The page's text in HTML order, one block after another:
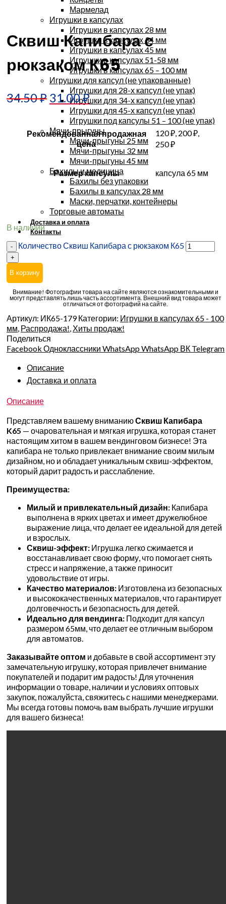
Мармелад
Игрушки в капсулах
Игрушки в капсулах 28 мм
Игрушки в капсулах 34 мм
Игрушки в капсулах 45 мм
Игрушки в капсулах 51-58 мм
Игрушки в капсулах 65 – 100 мм
Игрушки для капсул (не упакованные)
Игрушки для 28-х капсул (не упак)
Игрушки для 34-х капсул (не упак)
Игрушки для 45-х капсул (не упак)
Игрушки под капсулы 51 – 100 (не упак)
Мячи-прыгуны
Мячи-прыгуны 25 мм
Мячи-прыгуны 32 мм
Мячи-прыгуны 45 мм
Бахилы и медицина
Бахилы без упаковки
Бахилы в капсулах 28 мм
Маски, перчатки, контейнеры
Торговые автоматы
Доставка и оплата
Контакты
Сквиш Капибара с
рюкзаком К65
34.50₽ 31.00₽
Рекомендованная продажная
цена
120 ₽, 200 ₽,
250 ₽
Размер капсулы капсула 65 мм
В наличии
Количество Сквиш Капибара с рюкзаком К65
В корзину
Внимание! Фотографии товара на сайте являются ознакомительными и
могут представлять лишь часть ассортимента. Внешний вид товара может
отличаться от фотографий на сайте.
Артикул: ИК65-179 Категории: Игрушки в капсулах 65 - 100
мм, Распродажа!, Хиты продаж!
Поделиться
Facebook Одноклассники WhatsAppWhatsApp ВК Telegram
Описание
Доставка и оплата
Описание
Представляем вашему вниманиюСквиш Капибара
K65 — очаровательная и мягкая игрушка, которая станет
настоящим хитом в вашем вендинговом бизнесе! Эта
капибара не только привлекает внимание своим милым
дизайном, но и обладает уникальным сквиш-эффектом,
который дарит радость и расслабление.
Преимущества:
Милый и привлекательный дизайн: Капибара
выполнена в ярких цветах и имеет дружелюбное
выражение лица, что делает ее идеальной для детей
и взрослых.
Сквиш-эффект: Игрушка легко сжимается и
восстанавливает свою форму, что помогает снять
стресс и напряжение, а также приносит
удовольствие от игры.
Качество материалов: Изготовлена из безопасных
и высококачественных материалов, что гарантирует
долговечность и безопасность для детей.
Идеально для вендинга: Подходит для капсул
размером 65мм, что делает ее отличным выбором
для автоматов.
Заказывайте оптом и добавьте в свой ассортимент эту
замечательную игрушку, которая привлечет внимание
покупателей и подарит им радость! Для уточнения
информации о товаре, наличии и условиях оптовых
закупок, пожалуйста, свяжитесь с нашими менеджерами.
Мы всегда готовы помочь вам выбрать лучшие игрушки
для вашего бизнеса!